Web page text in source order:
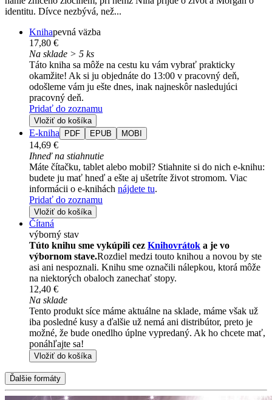
identitu. Dívce nezbývá, než...
Knihapevná väzba
17,80 €
Na sklade > 5 ks
Táto kniha sa môže na cestu ku vám vybrať prakticky
okamžite! Ak si ju objednáte do 13:00 v pracovný deň,
odošleme vám ju ešte dnes, inak najneskôr nasledujúci
pracovný deň.
Pridať do zoznamu
Vložiť do košíka
E-kniha PDF EPUB MOBI
14,69 €
Ihneď na stiahnutie
Máte čítačku, tablet alebo mobil? Stiahnite si do nich e-knihu:
budete ju mať hneď a ešte aj ušetríte život stromom. Viac
informácii o e-knihách nájdete tu.
Pridať do zoznamu
Vložiť do košíka
Čítaná
výborný stav
Túto knihu sme vykúpili cez Knihovrátok a je vo
výbornom stave.Rozdiel medzi touto knihou a novou by ste
asi ani nespoznali. Knihu sme označili nálepkou, ktorá môže
na niektorých obaloch zanechať stopy.
12,40 €
Na sklade
Tento produkt síce máme aktuálne na sklade, máme však už
iba posledné kusy a ďalšie už nemá ani distribútor, preto je
možné, že bude onedlho úplne vypredaný. Ak ho chcete mať,
ponáhľajte sa!
Vložiť do košíka
Ďalšie formáty